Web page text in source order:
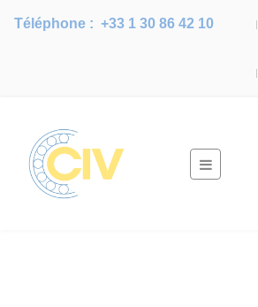
Téléphone :+33 1 30 86 42 10
Basculer
la
☰